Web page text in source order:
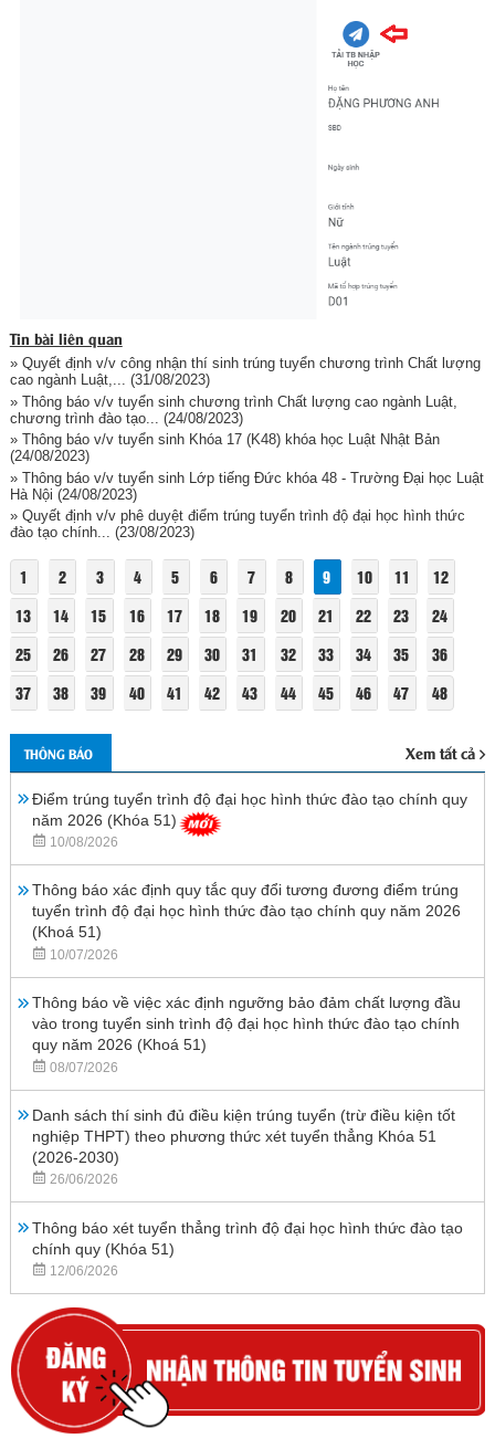
Tin bài liên quan
» Quyết định v/v công nhận thí sinh trúng tuyển chương trình Chất lượng
cao ngành Luật,... (31/08/2023)
» Thông báo v/v tuyển sinh chương trình Chất lượng cao ngành Luật,
chương trình đào tạo...
(24/08/2023)
» Thông báo v/v tuyển sinh Khóa 17 (K48) khóa học Luật Nhật Bản
(24/08/2023)
» Thông báo v/v tuyển sinh Lớp tiếng Đức khóa 48 - Trường Đại học Luật
Hà Nội (24/08/2023)
» Quyết định v/v phê duyệt điểm trúng tuyển trình độ đại học hình thức
đào tạo chính...
(23/08/2023)
1 2 3 4 5 6 7 8 9 10 11
12
13
14 15 16 17 18 19 20 21 22 23
24
25
26 27 28 29 30 31 32 33 34 35
36
37
38 39 40 41 42 43 44 45 46 47 48
THÔNG BÁO Xem tất cả
Điểm trúng tuyển trình độ đại học hình thức đào tạo chính quy
năm 2026 (Khóa 51)
10/08/2026
Thông báo xác định quy tắc quy đổi tương đương điểm trúng
tuyển trình độ đại học hình thức đào tạo chính quy năm 2026
(Khoá 51)
10/07/2026
Thông báo về việc xác định ngưỡng bảo đảm chất lượng đầu
vào trong tuyển sinh trình độ đại học hình thức đào tạo chính
quy năm 2026 (Khoá 51)
08/07/2026
Danh sách thí sinh đủ điều kiện trúng tuyển (trừ điều kiện tốt
nghiệp THPT) theo phương thức xét tuyển thẳng Khóa 51
(2026-2030)
26/06/2026
Thông báo xét tuyển thẳng trình độ đại học hình thức đào tạo
chính quy (Khóa 51)
12/06/2026